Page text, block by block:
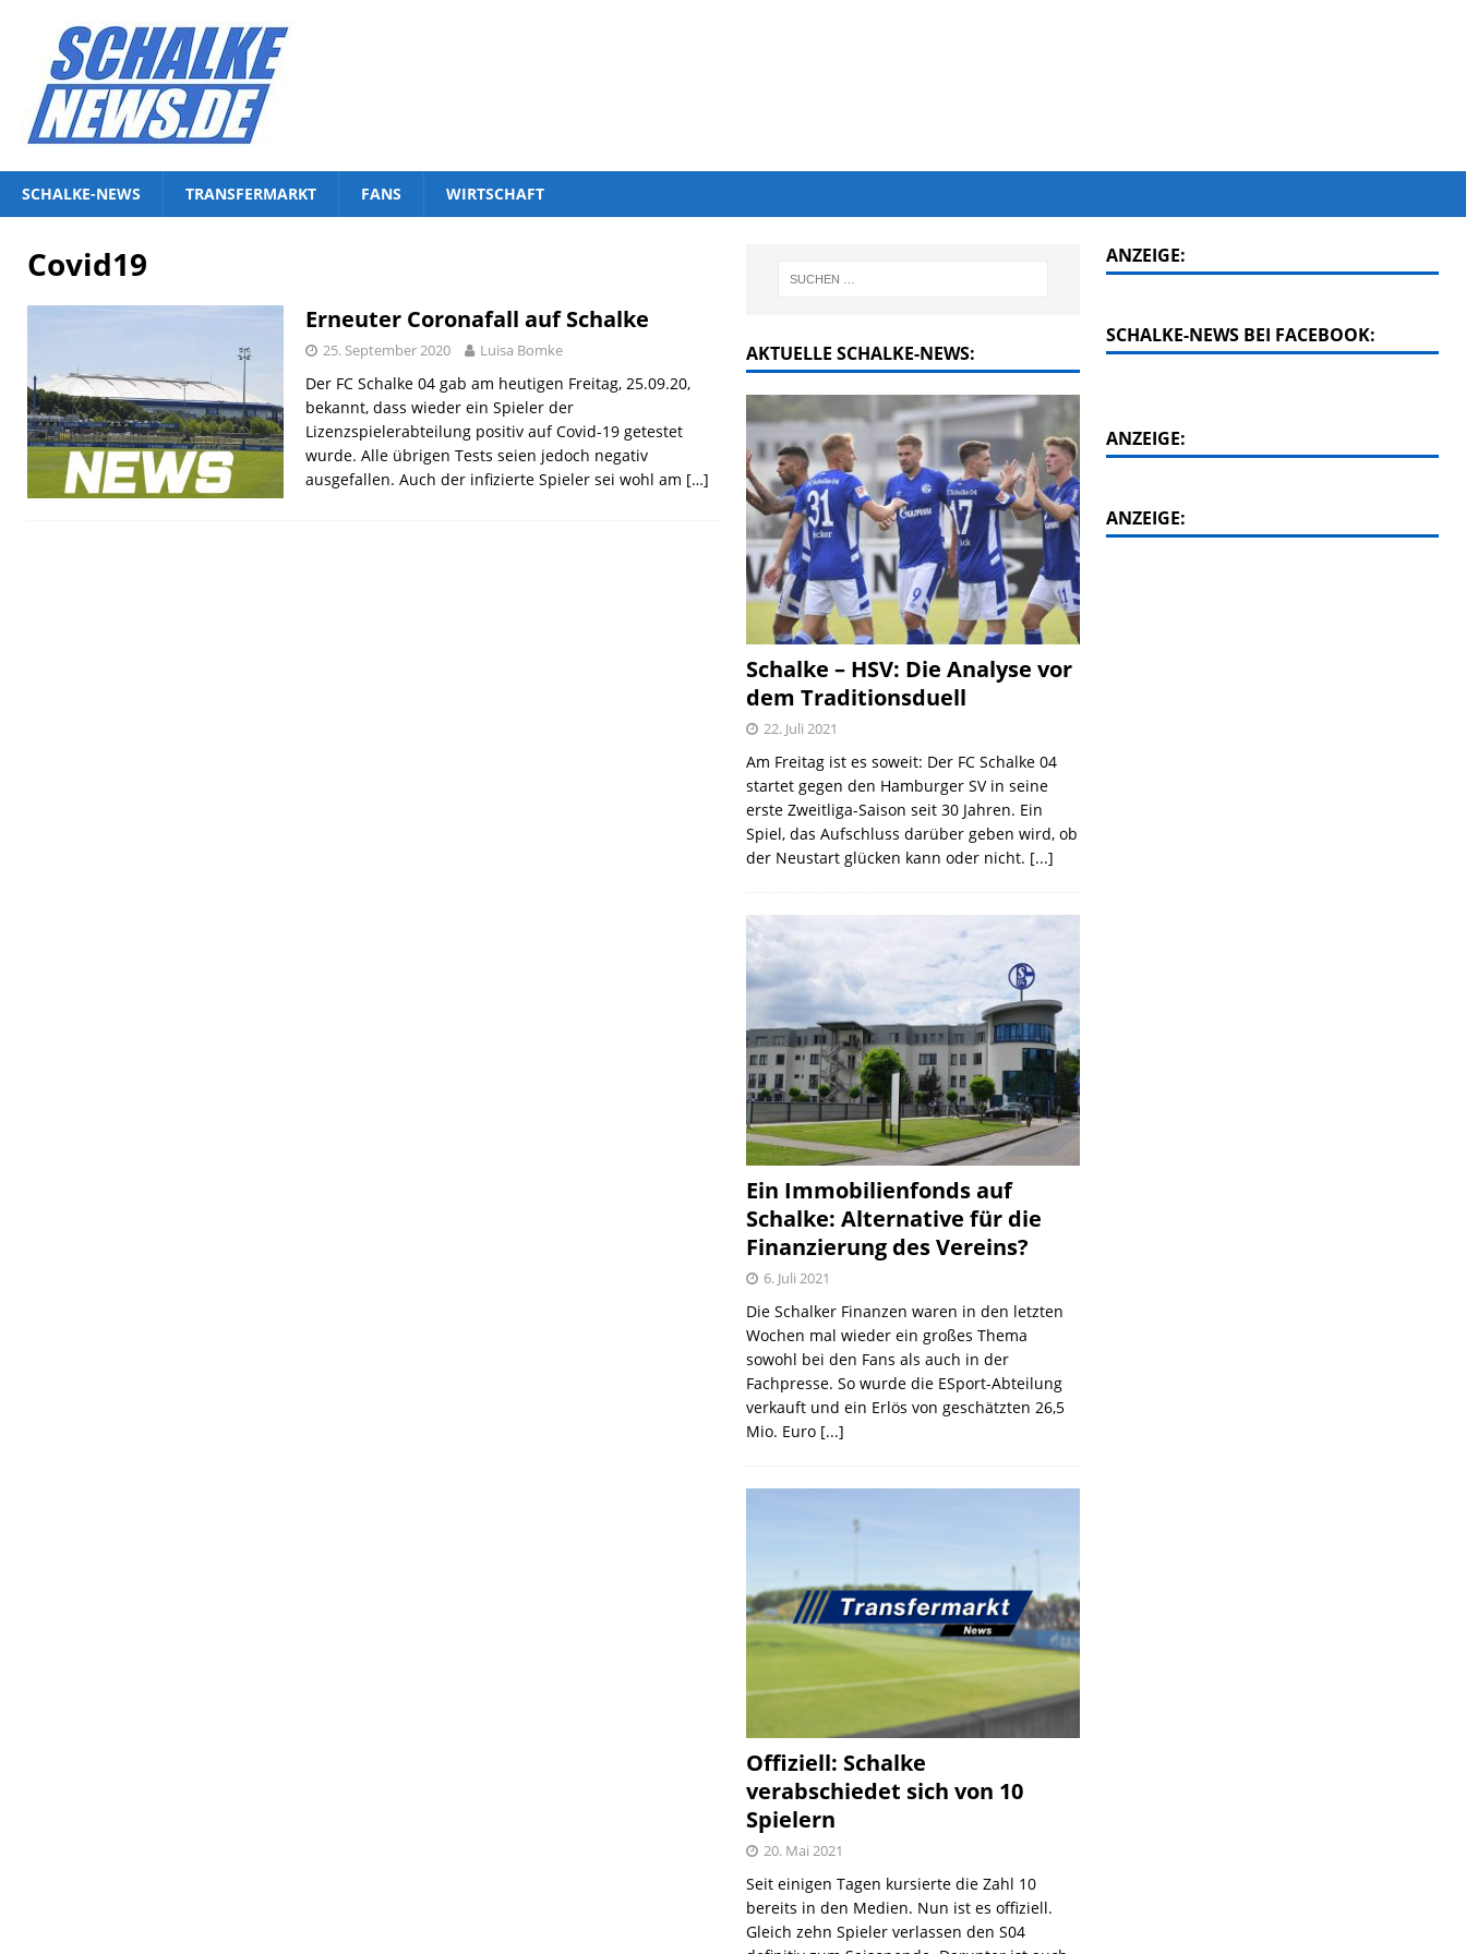
SCHALKE-NEWS TRANSFERMARKT FANS WIRTSCHAFT
Covid19
Erneuter Coronafall auf Schalke
25. September 2020 Luisa Bomke
Der FC Schalke 04 gab am heutigen Freitag, 25.09.20,
bekannt, dass wieder ein Spieler der
Lizenzspielerabteilung positiv auf Covid-19 getestet
wurde. Alle übrigen Tests seien jedoch negativ
ausgefallen. Auch der infizierte Spieler sei wohl am […]
AKTUELLE SCHALKE-NEWS:
Schalke – HSV: Die Analyse vor
dem Traditionsduell
22. Juli 2021
Am Freitag ist es soweit: Der FC Schalke 04
startet gegen den Hamburger SV in seine
erste Zweitliga-Saison seit 30 Jahren. Ein
Spiel, das Aufschluss darüber geben wird, ob
der Neustart glücken kann oder nicht. [...]
Ein Immobilienfonds auf
Schalke: Alternative für die
Finanzierung des Vereins?
6. Juli 2021
Die Schalker Finanzen waren in den letzten
Wochen mal wieder ein großes Thema
sowohl bei den Fans als auch in der
Fachpresse. So wurde die ESport-Abteilung
verkauft und ein Erlös von geschätzten 26,5
Mio. Euro [...]
Offiziell: Schalke
verabschiedet sich von 10
Spielern
20. Mai 2021
Seit einigen Tagen kursierte die Zahl 10
bereits in den Medien. Nun ist es offiziell.
Gleich zehn Spieler verlassen den S04
ANZEIGE:
SCHALKE-NEWS BEI FACEBOOK:
ANZEIGE:
ANZEIGE: